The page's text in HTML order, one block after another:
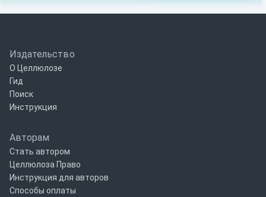
Издательство
О Целлюлозе
Гид
Поиск
Инструкция
Авторам
Стать автором
Целлюлоза Право
Инструкция для авторов
Способы оплаты